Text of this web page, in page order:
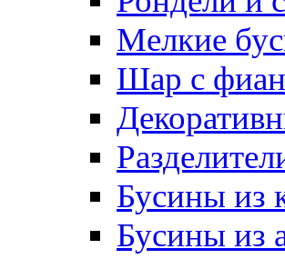
Мелкие
Шар с
Бусины из
Бусины из